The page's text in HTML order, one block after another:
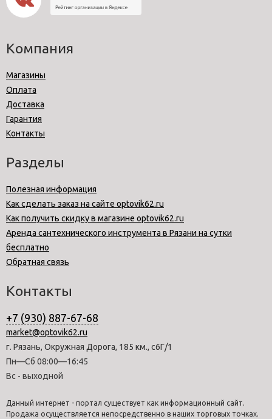
Компания
Магазины
Оплата
Доставка
Гарантия
Контакты
Разделы
Полезная информация
Как сделать заказ на сайте optovik62.ru
Как получить скидку в магазине optovik62.ru
Аренда сантехнического инструмента в Рязани на сутки
бесплатно
Обратная связь
Контакты
+7 (930) 887-67-68
market@optovik62.ru
г. Рязань, Окружная Дорога, 185 км., с6Г/1
Пн—Сб 08:00—16:45
Вс - выходной
Данный интернет - портал существует как информационный сайт.
Продажа осуществляется непосредственно в наших торговых точках.